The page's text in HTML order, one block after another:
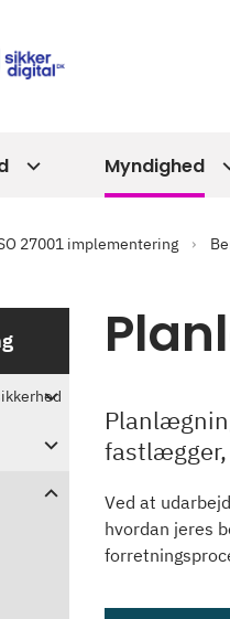
Myndighed
27001 implementering
fastlægger,
Ved at
hvordan jeres